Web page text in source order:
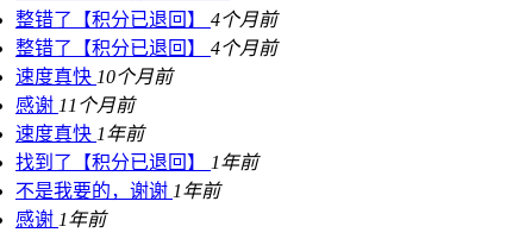
整错了【积分已退回】 4个月前
整错了【积分已退回】 4个月前
速度真快 10个月前
感谢 11个月前
速度真快 1年前
找到了【积分已退回】
1年前
不是我要的，谢谢 1年前
感谢 1年前